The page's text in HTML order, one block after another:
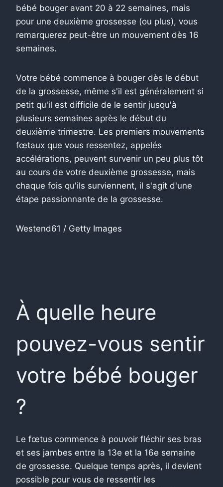
bébé bouger avant 20 à 22 semaines, mais
pour une deuxième grossesse (ou plus), vous
remarquerez peut-être un mouvement dès 16
semaines.
Votre bébé commence à bouger dès le début
de la grossesse, même s'il est généralement si
petit qu'il est difficile de le sentir jusqu'à
plusieurs semaines après le début du
deuxième trimestre. Les premiers mouvements
fœtaux que vous ressentez, appelés
accélérations, peuvent survenir un peu plus tôt
au cours de votre deuxième grossesse, mais
chaque fois qu'ils surviennent, il s'agit d'une
étape passionnante de la grossesse.
Westend61 / Getty Images
À quelle heure
pouvez-vous sentir
votre bébé bouger
?
Le fœtus commence à pouvoir fléchir ses bras
et ses jambes entre la 13e et la 16e semaine
de grossesse. Quelque temps après, il devient
possible pour vous de ressentir les